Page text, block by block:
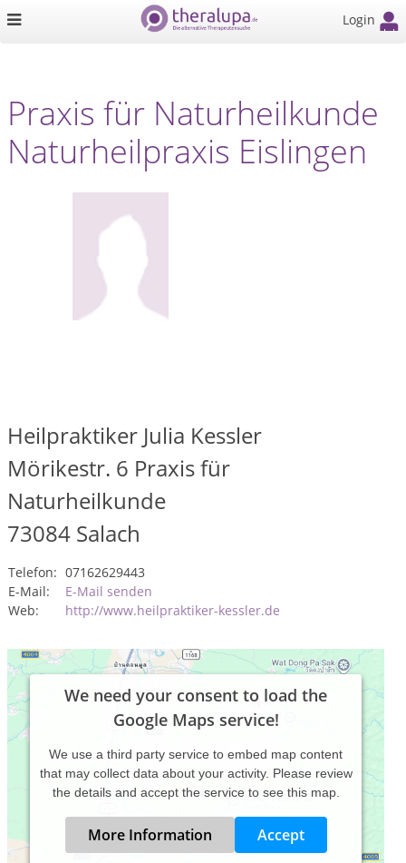
Login
Praxis für Naturheilkunde
Naturheilpraxis Eislingen
Heilpraktiker Julia Kessler
Mörikestr. 6 Praxis für
Naturheilkunde
73084 Salach
Telefon: 07162629443
E-Mail:
E-Mail senden
Web:
http://www.heilpraktiker-kessler.de
We need your consent to load the
Google Maps service!
We use a third party service to embed map content
that may collect data about your activity. Please review
the details and accept the service to see this map.
More Information Accept